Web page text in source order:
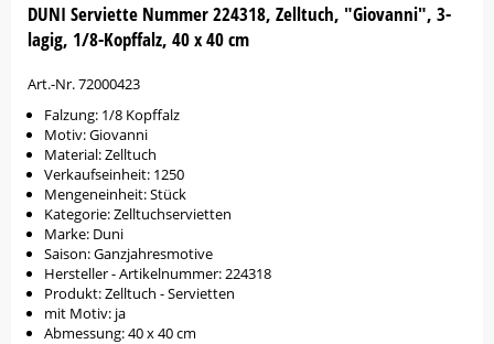
DUNI Serviette Nummer 224318, Zelltuch, "Giovanni", 3-
lagig, 1/8-Kopffalz, 40 x 40 cm
Art.-Nr. 72000423
Falzung: 1/8 Kopffalz
Motiv: Giovanni
Material: Zelltuch
Verkaufseinheit: 1250
Mengeneinheit: Stück
Kategorie: Zelltuchservietten
Marke: Duni
Saison: Ganzjahresmotive
Hersteller - Artikelnummer: 224318
Produkt: Zelltuch - Servietten
mit Motiv: ja
Abmessung: 40 x 40 cm